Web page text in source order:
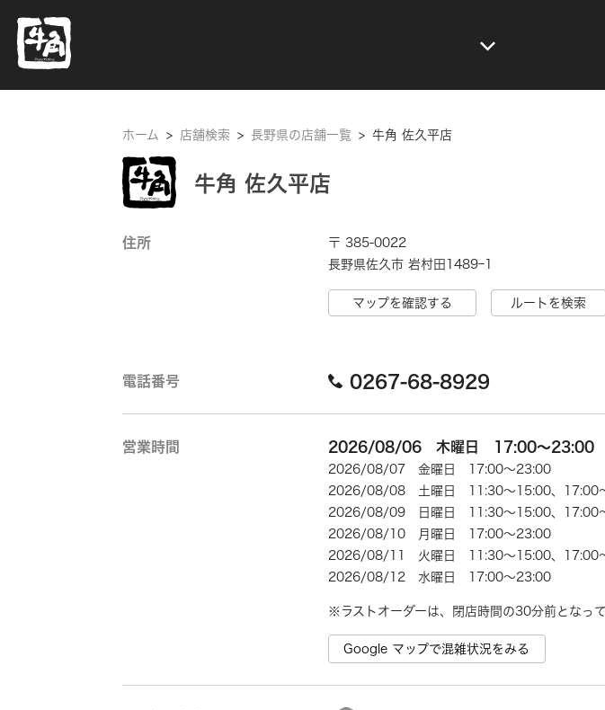
ホーム > 店舗検索 > 長野県の店舗一覧 > 牛角 佐久平店
牛角 佐久平店
住所
〒 385-0022
長野県佐久市 岩村田1489ｰ1
マップを確認する ルートを検索
電話番号 0267-68-8929
営業時間 2026/08/06 木曜日 17:00～23:00
2026/08/07 金曜日 17:00～23:00
2026/08/08 土曜日 11:30～15:00、17:00
2026/08/09 日曜日 11:30～15:00、17:00
2026/08/10 月曜日 17:00～23:00
2026/08/11 火曜日 11:30～15:00、17:00
2026/08/12 水曜日 17:00～23:00
※ラストオーダーは、閉店時間の30分前となって
Google マップで混雑状況をみる